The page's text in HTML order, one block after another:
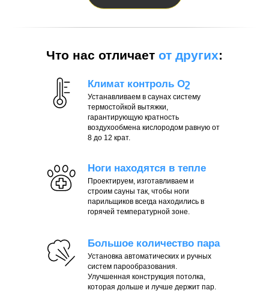
Устанавливаем в саунах систему
термостойкой вытяжки,
гарантирующую кратность
воздухообмена кислородом равную от
8 до 12 крат.
Климат контроль Оշ
Что нас отличает от других:
Проектируем, изготавливаем и
строим сауны так, чтобы ноги
парильщиков всегда находились в
горячей температурной зоне.
Ноги находятся в тепле
Установка автоматических и ручных
систем парообразования.
Улучшенная конструкция потолка,
которая дольше и лучше держит пар.
Большое количество пара